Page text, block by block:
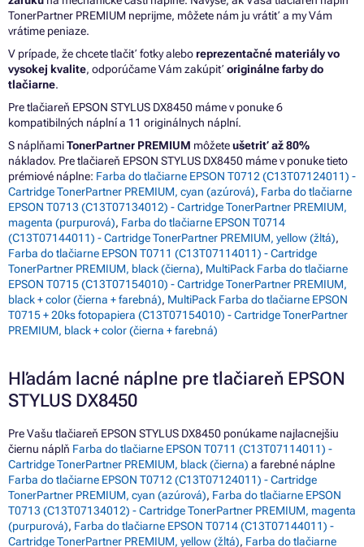
TonerPartner PREMIUM neprijme, môžete nám ju vrátiť a my Vám
vrátime peniaze.
V prípade, že chcete tlačiť fotky aleboreprezentačné materiály vo
vysokej kvalite, odporúčame Vám zakúpiť originálne farby do
tlačiarne.
Pre tlačiareň EPSON STYLUS DX8450 máme v ponuke 6
kompatibilných náplní a 11 originálnych náplní.
S náplňamiTonerPartner PREMIUM môžeteušetriť až 80%
nákladov. Pre tlačiareň EPSON STYLUS DX8450 máme v ponuke tieto
prémiové náplne: Farba do tlačiarne EPSON T0712 (C13T07124011) -
Cartridge TonerPartner PREMIUM, cyan (azúrová), Farba do tlačiarne
EPSON T0713 (C13T07134012) - Cartridge TonerPartner PREMIUM,
magenta (purpurová), Farba do tlačiarne EPSON T0714
(C13T07144011) - Cartridge TonerPartner PREMIUM, yellow (žltá),
Farba do tlačiarne EPSON T0711 (C13T07114011) - Cartridge
TonerPartner PREMIUM, black (čierna), MultiPack Farba do tlačiarne
EPSON T0715 (C13T07154010) - Cartridge TonerPartner PREMIUM,
black + color (čierna + farebná), MultiPack Farba do tlačiarne EPSON
T0715 + 20ks fotopapiera (C13T07154010) - Cartridge TonerPartner
PREMIUM, black + color (čierna + farebná)
Hľadám lacné náplne pre tlačiareň EPSON
STYLUS DX8450
Pre Vašu tlačiareň EPSON STYLUS DX8450 ponúkame najlacnejšiu
čiernu náplň Farba do tlačiarne EPSON T0711 (C13T07114011) -
Cartridge TonerPartner PREMIUM, black (čierna) a farebné náplne
Farba do tlačiarne EPSON T0712 (C13T07124011) - Cartridge
TonerPartner PREMIUM, cyan (azúrová), Farba do tlačiarne EPSON
T0713 (C13T07134012) - Cartridge TonerPartner PREMIUM, magenta
(purpurová), Farba do tlačiarne EPSON T0714 (C13T07144011) -
Cartridge TonerPartner PREMIUM, yellow (žltá), Farba do tlačiarne